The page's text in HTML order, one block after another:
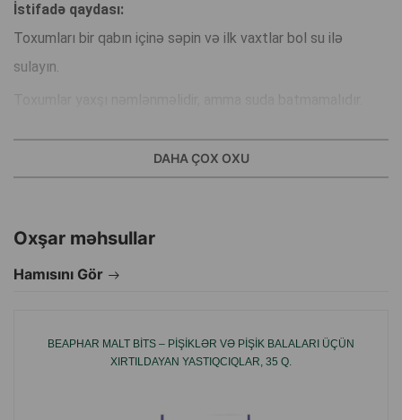
İstifadə qaydası:
Toxumları bir qabın içinə səpin və ilk vaxtlar bol su ilə
sulayın.
DAHA ÇOX OXU
Oxşar məhsullar
Hamısını Gör
BEAPHAR MALT BITS – PIŞIKLƏR VƏ PIŞIK BALALARI ÜÇÜN
XIRTILDAYAN YASTIQCIQLAR, 35 Q.